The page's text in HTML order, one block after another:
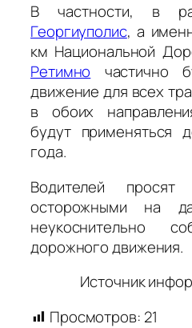
В частности, в
Георгиуполис, а
км Национальной
Ретимно частично
движение для всех
в обоих
будут применяться
года.
Водителей
осторожными на
неукоснительно
дорожного движения.
Источник
Просмотров: 21